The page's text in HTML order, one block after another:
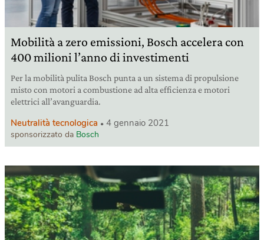
Mobilità a zero emissioni, Bosch accelera con
400 milioni l’anno di investimenti
Per la mobilità pulita Bosch punta a un sistema di propulsione
misto con motori a combustione ad alta efficienza e motori
elettrici all’avanguardia.
Neutralità tecnologica 4 gennaio 2021
sponsorizzato da Bosch